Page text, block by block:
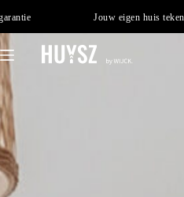
Jouw eigen huis